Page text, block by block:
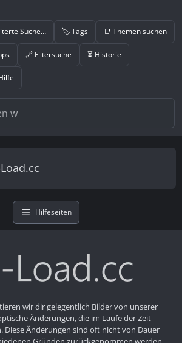
Suche… 🏷️ Tags 📑 Themen suchen
🔗 Filtersuche ⏳ Historie
Hilfeseiten
wir dir gelegentlich Bilder von unserer
Änderungen, die im Laufe der Zeit
Änderungen sind oft nicht von Dauer